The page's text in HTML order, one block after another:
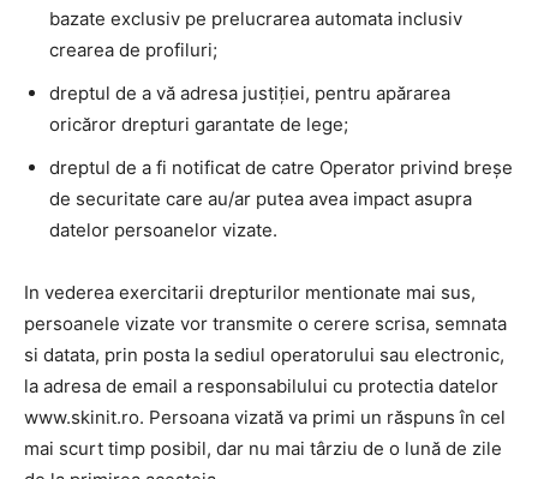
bazate exclusiv pe prelucrarea automata inclusiv
crearea de profiluri;
dreptul de a vă adresa justiţiei, pentru apărarea
oricăror drepturi garantate de lege;
dreptul de a fi notificat de catre Operator privind breșe
de securitate care au/ar putea avea impact asupra
datelor persoanelor vizate.
In vederea exercitarii drepturilor mentionate mai sus,
persoanele vizate vor transmite o cerere scrisa, semnata
si datata, prin posta la sediul operatorului sau electronic,
la adresa de email a responsabilului cu protectia datelor
www.skinit.ro. Persoana vizată va primi un răspuns în cel
mai scurt timp posibil, dar nu mai târziu de o lună de zile